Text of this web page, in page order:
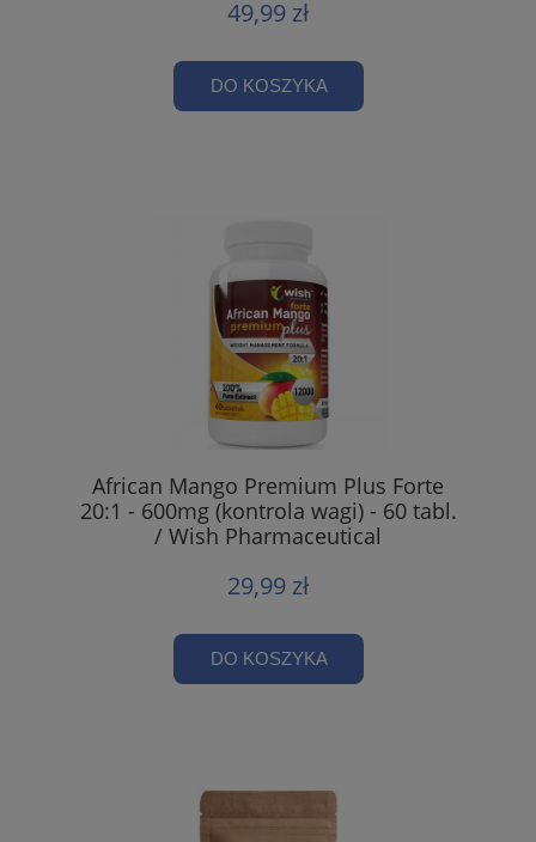
49,99 zł
DO KOSZYKA
African Mango Premium Plus Forte
20:1 - 600mg (kontrola wagi) - 60 tabl.
/ Wish Pharmaceutical
29,99 zł
DO KOSZYKA